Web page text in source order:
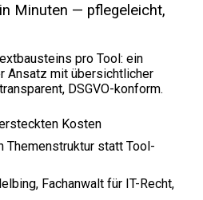
Minuten — pflegeleicht,
pro Tool: ein
Ansatz mit übersichtlicher
DSGVO-konform.
Kosten
Themenstruktur statt Tool-
Fachanwalt für IT-Recht,